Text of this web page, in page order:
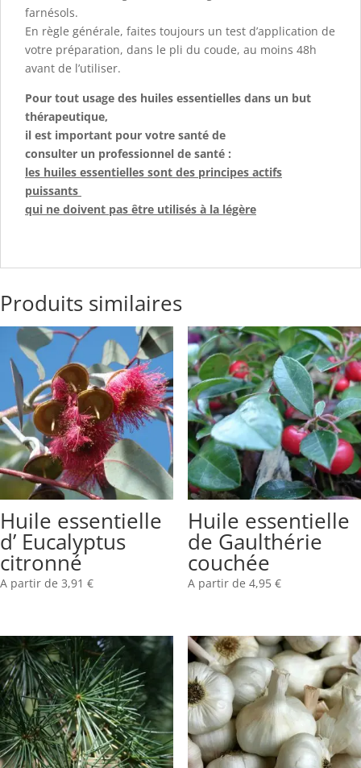
farnésols.
En règle générale, faites toujours un test d’application de
votre préparation, dans le pli du coude, au moins 48h
avant de l’utiliser.
Pour tout usage des huiles essentielles dans un but
thérapeutique,
il est important pour votre santé de
consulter un professionnel de santé :
les huiles essentielles sont des principes actifs
puissants
qui ne doivent pas être utilisés à la légère
Produits similaires
Huile essentielle
d’ Eucalyptus
citronné
A partir de 3,91 €
Huile essentielle
de Gaulthérie
couchée
A partir de 4,95 €